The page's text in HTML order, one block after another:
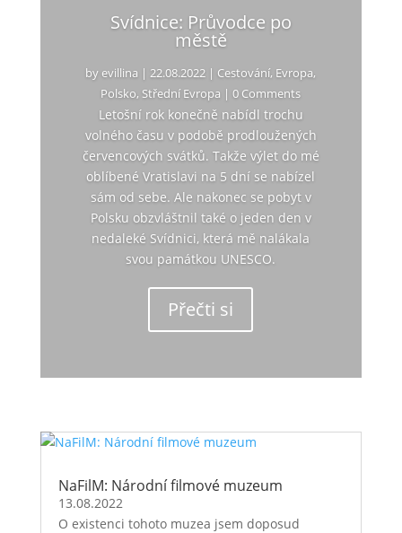
Svídnice: Průvodce po
městě
by evillina |22.08.2022 | Cestování, Evropa,
Polsko, Střední Evropa | 0 Comments
Letošní rok konečně nabídl trochu
volného času v podobě prodloužených
červencových svátků. Takže výlet do mé
oblíbené Vratislavi na 5 dní se nabízel
sám od sebe. Ale nakonec se pobyt v
Polsku obzvláštnil také o jeden den v
nedaleké Svídnici, která mě nalákala
svou památkou UNESCO.
Přečti si
NaFilM: Národní filmové muzeum
13.08.2022
O existenci tohoto muzea jsem doposud